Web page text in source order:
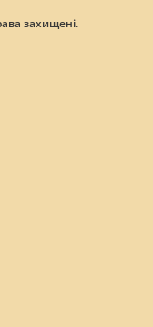
захищені.